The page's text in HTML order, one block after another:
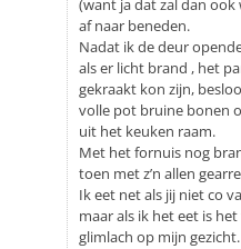
(want ja dat zal dan ook
af naar beneden.
Nadat ik de deur
als er licht brand , het
gekraakt kon zijn,
volle pot bruine bonen
uit het keuken raam.
Met het fornuis nog
toen met z’n allen
Ik eet net als jij niet co
maar als ik het eet is
glimlach op mijn gezicht.